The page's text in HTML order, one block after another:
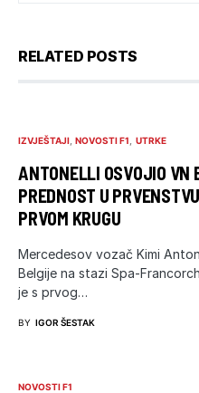
RELATED POSTS
IZVJEŠTAJI NOVOSTI F1 UTRKE
ANTONELLI OSVOJIO VN
PREDNOST U
PRVOM KRUGU
Mercedesov vozač Kimi
Belgije na stazi Spa-
je s prvog…
BY IGOR ŠESTAK
NOVOSTI F1